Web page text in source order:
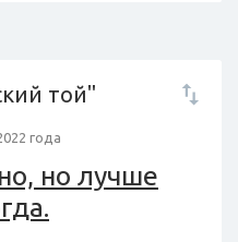
той"
года
но лучше